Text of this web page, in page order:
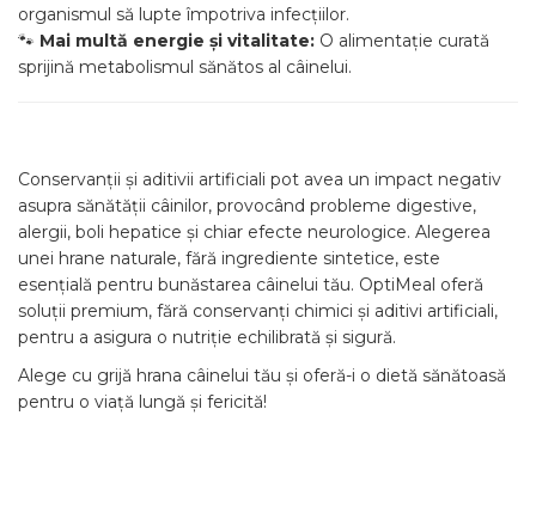
organismul să lupte împotriva infecțiilor.
🐾 Mai multă energie și vitalitate: O alimentație curată
sprijină metabolismul sănătos al câinelui.
Conservanții și aditivii artificiali pot avea un impact negativ
asupra sănătății câinilor, provocând probleme digestive,
alergii, boli hepatice și chiar efecte neurologice. Alegerea
unei hrane naturale, fără ingrediente sintetice, este
esențială pentru bunăstarea câinelui tău. OptiMeal oferă
soluții premium, fără conservanți chimici și aditivi artificiali,
pentru a asigura o nutriție echilibrată și sigură.
Alege cu grijă hrana câinelui tău și oferă-i o dietă sănătoasă
pentru o viață lungă și fericită!